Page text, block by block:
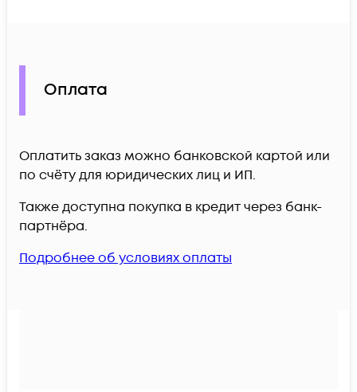
Оплата
Оплатить заказ можно банковской картой или
по счёту для юридических лиц и ИП.
Также доступна покупка в кредит через банк-
партнёра.
Подробнее об условиях оплаты